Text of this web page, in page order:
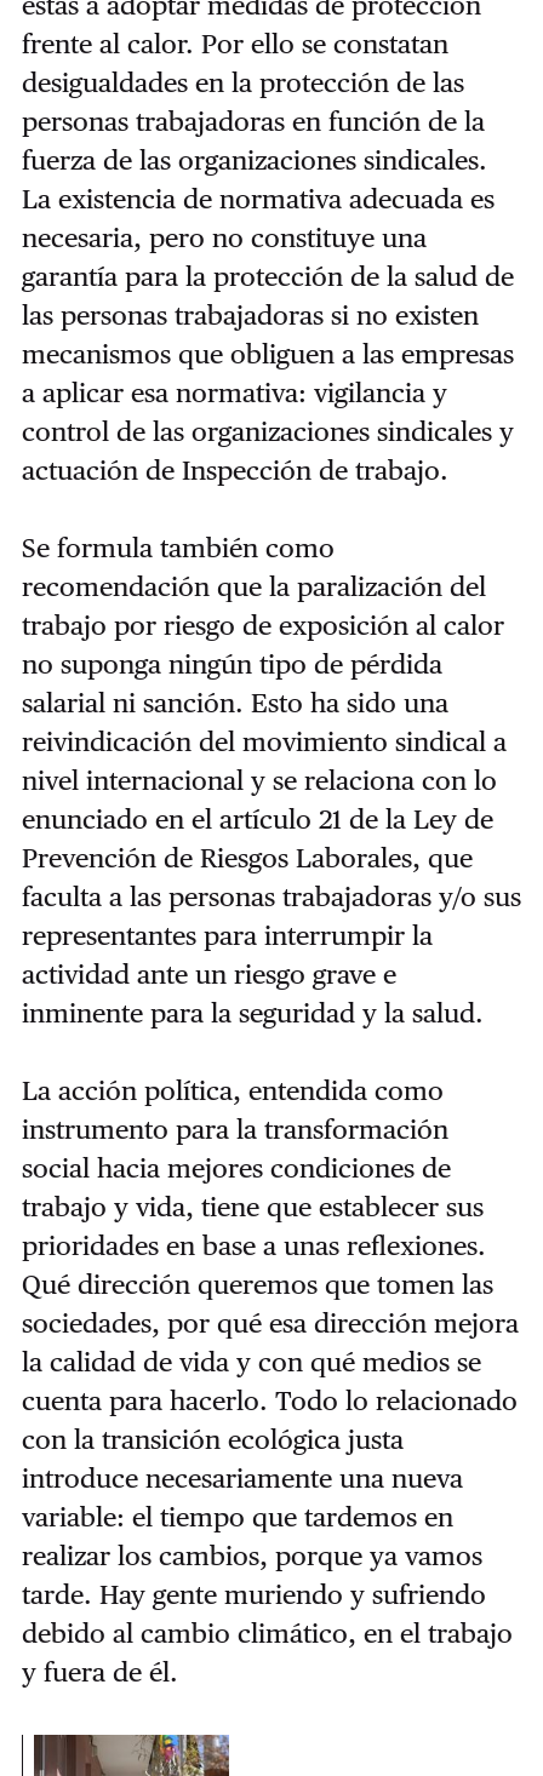
frente al calor. Por ello se constatan
desigualdades en la protección de las
personas trabajadoras en función de la
fuerza de las organizaciones sindicales.
La existencia de normativa adecuada es
necesaria, pero no constituye una
garantía para la protección de la salud de
las personas trabajadoras si no existen
mecanismos que obliguen a las empresas
a aplicar esa normativa: vigilancia y
control de las organizaciones sindicales y
actuación de Inspección de trabajo.
Se formula también como
recomendación que la paralización del
trabajo por riesgo de exposición al calor
no suponga ningún tipo de pérdida
salarial ni sanción. Esto ha sido una
reivindicación del movimiento sindical a
nivel internacional y se relaciona con lo
enunciado en el artículo 21 de la Ley de
Prevención de Riesgos Laborales, que
faculta a las personas trabajadoras y/o sus
representantes para interrumpir la
actividad ante un riesgo grave e
inminente para la seguridad y la salud.
La acción política, entendida como
instrumento para la transformación
social hacia mejores condiciones de
trabajo y vida, tiene que establecer sus
prioridades en base a unas reflexiones.
Qué dirección queremos que tomen las
sociedades, por qué esa dirección mejora
la calidad de vida y con qué medios se
cuenta para hacerlo. Todo lo relacionado
con la transición ecológica justa
introduce necesariamente una nueva
variable: el tiempo que tardemos en
realizar los cambios, porque ya vamos
tarde. Hay gente muriendo y sufriendo
debido al cambio climático, en el trabajo
y fuera de él.